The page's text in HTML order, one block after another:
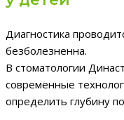
Диагностика
безболезненна.
В стоматологии
современные
определить глубину